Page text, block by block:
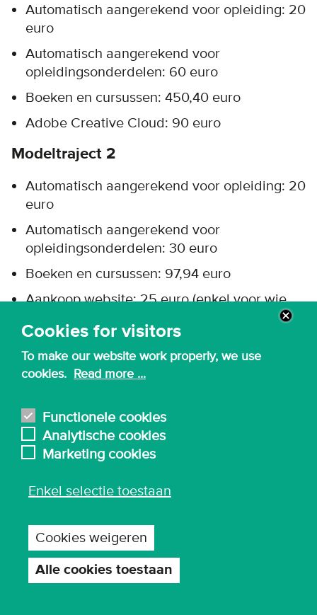
Cookies for visitors
To make our website work properly, we use
cookies. Read more ...
Functionele cookies
Analytische cookies
Marketing cookies
Enkel selectie toestaan
Cookies weigeren
Alle cookies toestaan
Automatisch aangerekend voor opleiding: 20
euro
Automatisch aangerekend voor
opleidingsonderdelen: 60 euro
Boeken en cursussen: 450,40 euro
Adobe Creative Cloud: 90 euro
Modeltraject 2
Automatisch aangerekend voor opleiding: 20
euro
Automatisch aangerekend voor
opleidingsonderdelen: 30 euro
Boeken en cursussen: 97,94 euro
Aankoop website: 25 euro (enkel voor wie
wie kiest voor optie Adobe Advanced)
Automatisch aangerekend voor opleiding: 20
euro
opleidingsonderdelen: 20 euro
Nodig doorheen de opleiding
Laptop:zie laptopvereisten